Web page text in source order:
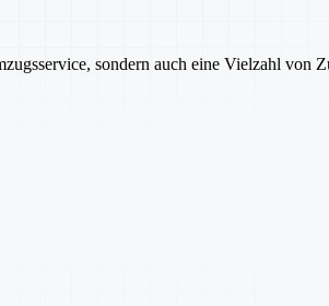
sondern auch eine Vielzahl von